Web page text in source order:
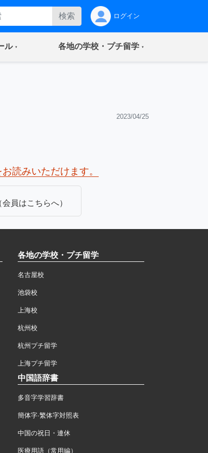
検索 ログイン
ル(current) 各地の学校・プチ留学(current)
2023/04/25
読みいただけます。
会員はこちらへ）
各地の学校・プチ留学
名古屋校
池袋校
上海校
杭州校
杭州プチ留学
上海プチ留学
中国語辞書
多音字学習辞書
簡体字·繁体字対照表
中国の祝日・連休
医療用語（常用編）